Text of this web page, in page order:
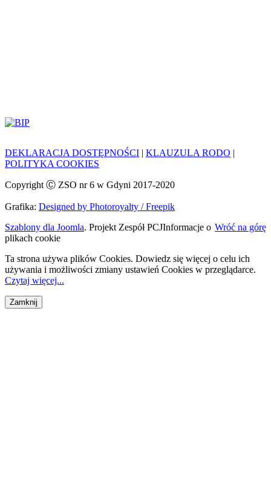
DEKLARACJA DOSTĘPNOŚCI | KLAUZULA RODO |
POLITYKA COOKIES
Copyright Ⓒ ZSO nr 6 w Gdyni 2017-2020
Grafika: Designed by Photoroyalty / Freepik
Szablony dla Joomla. Projekt Zespół PCJ Wróć na górę
Informacje o
plikach cookie
Ta strona używa plików Cookies. Dowiedz się więcej o celu ich
używania i możliwości zmiany ustawień Cookies w przeglądarce.
Czytaj więcej...